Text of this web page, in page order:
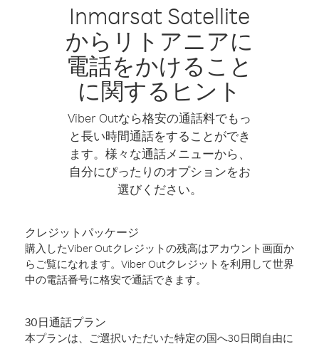
Inmarsat Satellite
からリトアニアに
電話をかけること
に関するヒント
Viber Outなら格安の通話料でもっ
と長い時間通話をすることができ
ます。様々な通話メニューから、
自分にぴったりのオプションをお
選びください。
クレジットパッケージ
購入したViber Outクレジットの残高はアカウント画面か
らご覧になれます。Viber Outクレジットを利用して世界
中の電話番号に格安で通話できます。
30日通話プラン
本プランは、ご選択いただいた特定の国へ30日間自由に